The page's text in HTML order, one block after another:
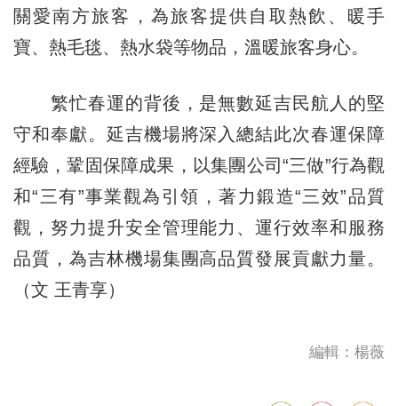
關愛南方旅客，為旅客提供自取熱飲、暖手
寶、熱毛毯、熱水袋等物品，溫暖旅客身心。
繁忙春運的背後，是無數延吉民航人的堅
守和奉獻。延吉機場將深入總結此次春運保障
經驗，鞏固保障成果，以集團公司“三做”行為觀
和“三有”事業觀為引領，著力鍛造“三效”品質
觀，努力提升安全管理能力、運行效率和服務
品質，為吉林機場集團高品質發展貢獻力量。
（文 王青享）
編輯：楊薇